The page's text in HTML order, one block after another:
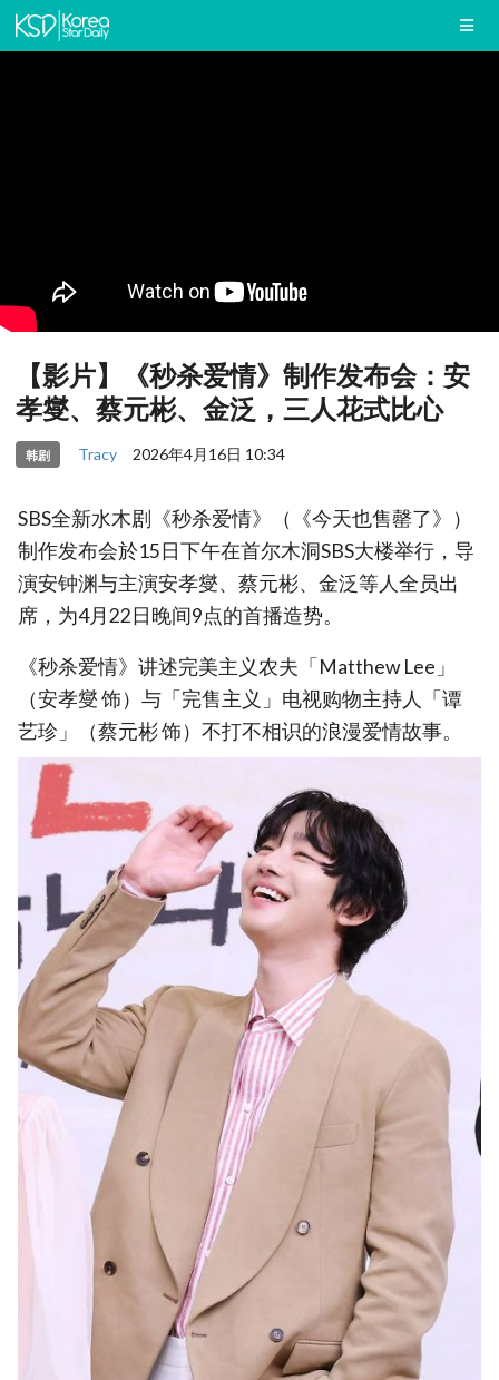
【影片】《秒杀爱情》制作发布会：安
孝燮、蔡元彬、金泛，三人花式比心
韩剧 Tracy 2026年4月16日 10:34
SBS全新水木剧《秒杀爱情》（《今天也售罄了》）
制作发布会於15日下午在首尔木洞SBS大楼举行，导
演安钟渊与主演安孝燮、蔡元彬、金泛等人全员出
席，为4月22日晚间9点的首播造势。
《秒杀爱情》讲述完美主义农夫「Matthew Lee」
（安孝燮 饰）与「完售主义」电视购物主持人「谭
艺珍」（蔡元彬 饰）不打不相识的浪漫爱情故事。